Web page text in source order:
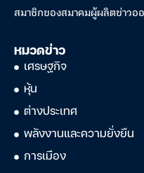
สมาชิกของสมาคมผู้ผลิตข่าวอ
หมวดข่าว
เศรษฐกิจ
หุ้น
ต่างประเทศ
พลังงานและความยั่งยืน
การเมือง